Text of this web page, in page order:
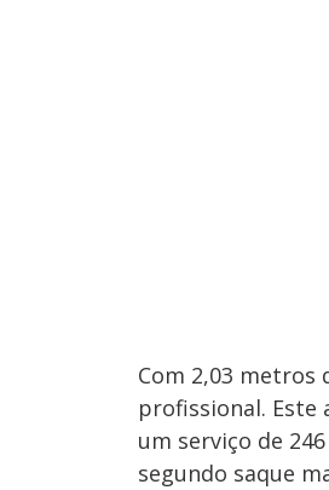
Com 2,03 metros
profissional.
um serviço de
segundo saque